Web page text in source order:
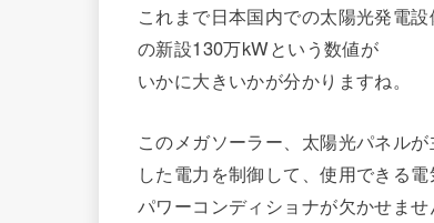
これまで日本国内での太陽光発電
の新設130万kWという数値が
いかに大きいかが分かりますね。
このメガソーラー、太陽光パネル
した電力を制御して、使用できる
パワーコンディショナが欠かせませ